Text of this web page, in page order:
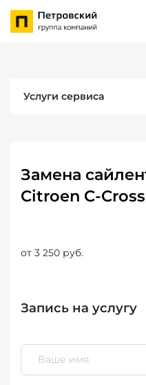
Услуги сервиса
Замена
Citroen C-
от 3 250 руб.
Запись на услугу